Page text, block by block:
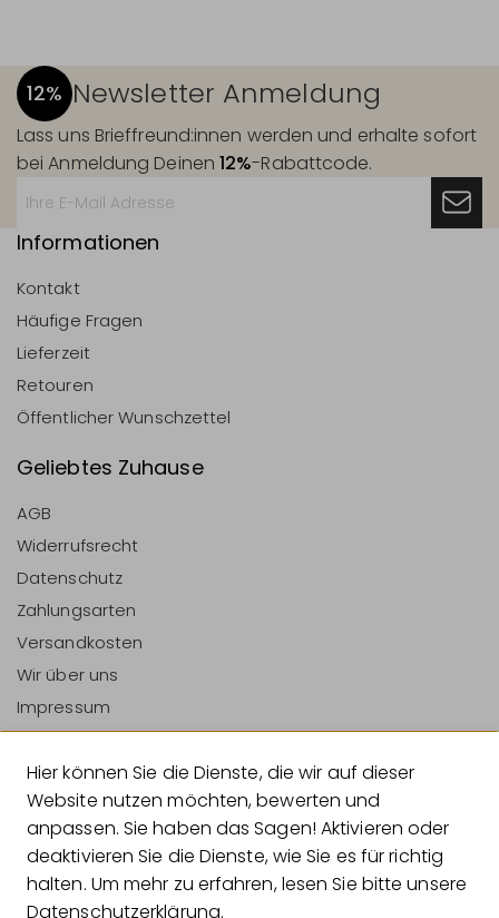
12% Newsletter Anmeldung
Lass uns Brieffreund:innen werden und erhalte sofort
bei Anmeldung Deinen12%-Rabattcode.
Informationen
Kontakt
Häufige Fragen
Lieferzeit
Retouren
Öffentlicher Wunschzettel
Geliebtes Zuhause
AGB
Widerrufsrecht
Datenschutz
Zahlungsarten
Versandkosten
Wir über uns
Impressum
Vertrag Widerrufen
Zahlungsarten
Versandarten
Hier können Sie die Dienste, die wir auf dieser
Website nutzen möchten, bewerten und
anpassen. Sie haben das Sagen! Aktivieren oder
deaktivieren Sie die Dienste, wie Sie es für richtig
halten. Um mehr zu erfahren, lesen Sie bitte unsere
Datenschutzerklärung.